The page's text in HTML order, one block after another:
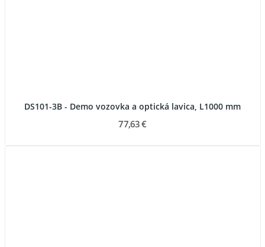
DS101-3B - Demo vozovka a optická lavica, L1000 mm
77,63 €